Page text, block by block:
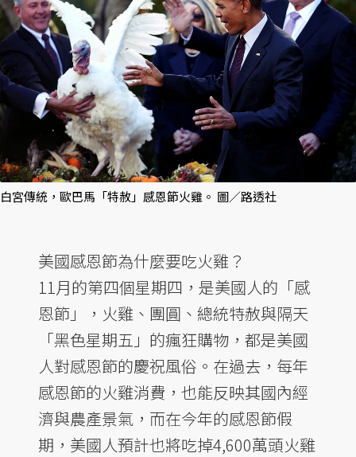
白宮傳統，歐巴馬「特赦」感恩節火雞。 圖／路透社
美國感恩節為什麼要吃火雞？
11月的第四個星期四，是美國人的「感
恩節」，火雞、團圓、總統特赦與隔天
「黑色星期五」的瘋狂購物，都是美國
人對感恩節的慶祝風俗。在過去，每年
感恩節的火雞消費，也能反映其國內經
濟與農產景氣，而在今年的感恩節假
期，美國人預計也將吃掉4,600萬頭火雞